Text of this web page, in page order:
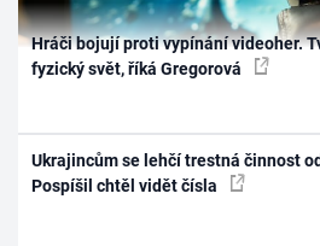
Hráči bojují proti vypínání videoher.
fyzický svět, říká Gregorová
Ukrajincům se lehčí trestná činnost
Pospíšil chtěl vidět čísla